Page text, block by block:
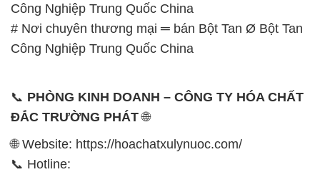
Công Nghiệp Trung Quốc China
# Nơi chuyên thương mại ═ bán Bột Tan Ø Bột Tan
Công Nghiệp Trung Quốc China
📞 PHÒNG KINH DOANH – CÔNG TY HÓA CHẤT
ĐẮC TRƯỜNG PHÁT🌐
🌐 Website: https://hoachatxulynuoc.com/
📞 Hotline: